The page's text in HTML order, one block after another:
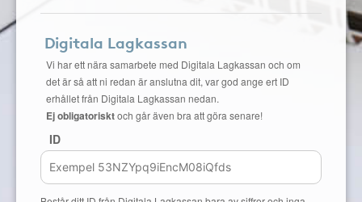
Digitala Lagkassan
Vi har ett nära samarbete med Digitala Lagkassan och om
det är så att ni redan är anslutna dit, var god ange ert ID
erhållet från Digitala Lagkassan nedan.
Ej obligatorisktoch går även bra att göra senare!
ID